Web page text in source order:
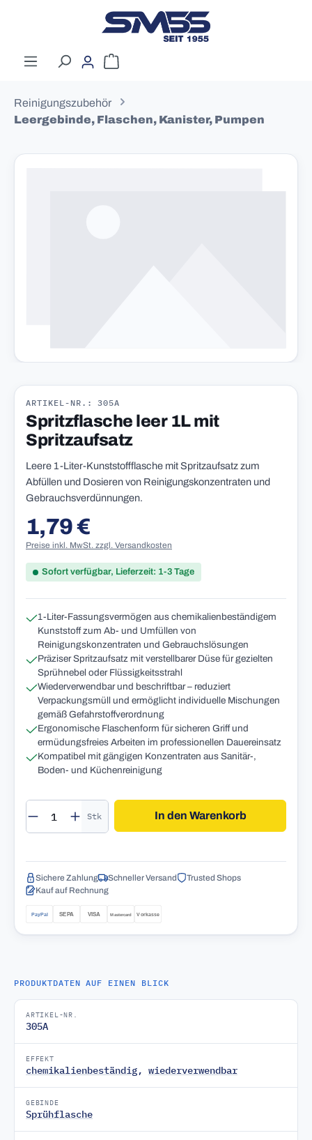
Zum Hauptinhalt springen
Warenkorb enthält 0 Positionen. Der
Reinigungszubehör
Leergebinde, Flaschen, Kanister, Pumpen
Bildergalerie überspringen
ARTIKEL-NR.: 305A
Spritzflasche leer 1L mit
Spritzaufsatz
Leere 1-Liter-Kunststoffflasche mit Spritzaufsatz zum
Abfüllen und Dosieren von Reinigungskonzentraten und
Gebrauchsverdünnungen.
Regulärer Preis:
1,79 €
Preise inkl. MwSt. zzgl. Versandkosten
Sofort verfügbar, Lieferzeit: 1-3 Tage
1-Liter-Fassungsvermögen aus chemikalienbeständigem
Kunststoff zum Ab- und Umfüllen von
Reinigungskonzentraten und Gebrauchslösungen
Präziser Spritzaufsatz mit verstellbarer Düse für gezielten
Sprühnebel oder Flüssigkeitsstrahl
Wiederverwendbar und beschriftbar – reduziert
Verpackungsmüll und ermöglicht individuelle Mischungen
gemäß Gefahrstoffverordnung
Ergonomische Flaschenform für sicheren Griff und
ermüdungsfreies Arbeiten im professionellen Dauereinsatz
Kompatibel mit gängigen Konzentraten aus Sanitär-,
Boden- und Küchenreinigung
Produkt Anzahl: Gib den gewünschten
Stk In den Warenkorb
Sichere Zahlung Schneller Versand
Trusted Shops
Kauf auf Rechnung
PRODUKTDATEN AUF EINEN BLICK
ARTIKEL-NR.
305A
EFFEKT
chemikalienbeständig, wiederverwendbar
GEBINDE
Sprühflasche